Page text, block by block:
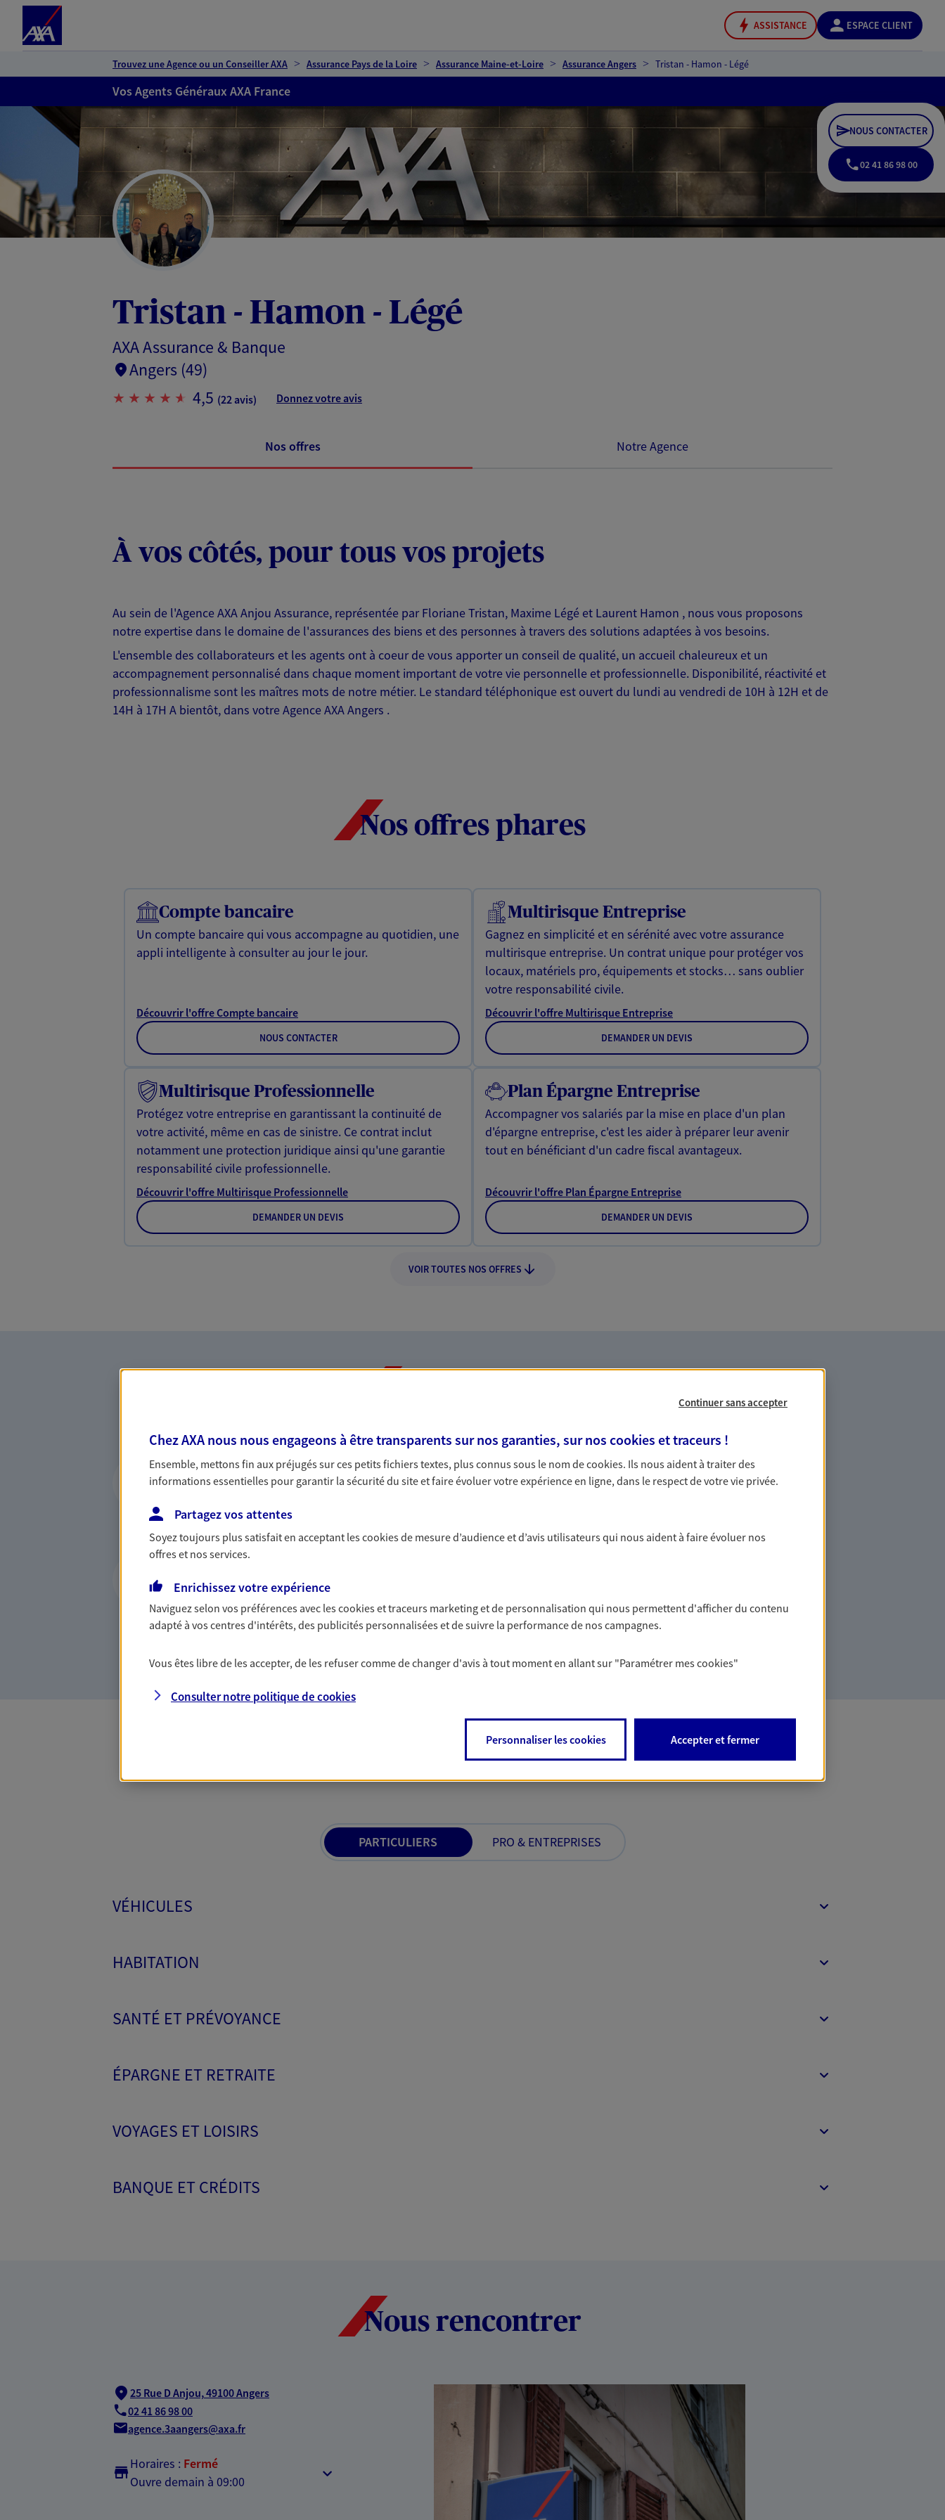
ASSISTANCE ESPACE CLIENT
Trouvez une Agence ou un Conseiller AXA Assurance Pays de la Loire Assurance Maine-et-Loire Assurance Angers Tristan - Hamon - Légé
Vos Agents Généraux AXA France
Tristan - Hamon - Légé
AXA Assurance & Banque
Angers (49)
4,5 (22 avis) Donnez votre avis
NOUS CONTACTER
02 41 86 98 00
Nos offres Notre Agence
À vos côtés, pour tous vos projets
Au sein de l'Agence AXA Anjou Assurance, représentée par Floriane Tristan, Maxime Légé et Laurent Hamon , nous vous proposons
notre expertise dans le domaine de l'assurances des biens et des personnes à travers des solutions adaptées à vos besoins.
L'ensemble des collaborateurs et les agents ont à coeur de vous apporter un conseil de qualité, un accueil chaleureux et un
accompagnement personnalisé dans chaque moment important de votre vie personnelle et professionnelle. Disponibilité, réactivité et
professionnalisme sont les maîtres mots de notre métier. Le standard téléphonique est ouvert du lundi au vendredi de 10H à 12H et de
14H à 17H A bientôt, dans votre Agence AXA Angers .
Nos offres phares
Compte bancaire
Un compte bancaire qui vous accompagne au quotidien, une
appli intelligente à consulter au jour le jour.
Découvrir l'offre Compte bancaire
NOUS CONTACTER
Multirisque Entreprise
Gagnez en simplicité et en sérénité avec votre assurance
multirisque entreprise. Un contrat unique pour protéger vos
locaux, matériels pro, équipements et stocks… sans oublier
votre responsabilité civile.
Découvrir l'offre Multirisque Entreprise
DEMANDER UN DEVIS
Multirisque Professionnelle
Protégez votre entreprise en garantissant la continuité de
votre activité, même en cas de sinistre. Ce contrat inclut
notamment une protection juridique ainsi qu'une garantie
responsabilité civile professionnelle.
Découvrir l'offre Multirisque Professionnelle
DEMANDER UN DEVIS
Plan Épargne Entreprise
Accompagner vos salariés par la mise en place d'un plan
d'épargne entreprise, c'est les aider à préparer leur avenir
tout en bénéficiant d'un cadre fiscal avantageux.
Découvrir l'offre Plan Épargne Entreprise
DEMANDER UN DEVIS
VOIR TOUTES NOS OFFRES
Accompagner vos projets de vie
Achat immobilier, installation, départ à la retraite… Autant
de moments de vie qui nécessitent des solutions
d'assurance et d'épargne. Recevez un conseil d'expert
cohérent avec vos besoins.
Protéger vos salariés
Offrez à vos salariés une protection sociale renforcée grâce
protégez et accompagnez vos salariés.
Accompagner les entreprises
Experts du risque en entreprise, nous saurons vous guider
vers des solutions en adéquation avec la situation de votre
société et protéger ainsi son activité, son personnel et son
Nous construisons des solutions en cohérence avec vos
besoins et votre situation personnelle afin de consolider
Toutes nos offres Assurance & Banque
PARTICULIERS PRO & ENTREPRISES
VÉHICULES
HABITATION
SANTÉ ET PRÉVOYANCE
ÉPARGNE ET RETRAITE
VOYAGES ET LOISIRS
BANQUE ET CRÉDITS
Nous rencontrer
25 Rue D Anjou,49100 Angers
02 41 86 98 00
agence.3aangers@axa.fr
Horaires : Fermé
Ouvre demain à 09:00
Continuer sans accepter
Chez AXA nous nous engageons à être transparents sur nos garanties, sur nos cookies et traceurs !
Ensemble, mettons fin aux préjugés sur ces petits fichiers textes, plus connus sous le nom decookies. Ils nous aident à traiter des
informations essentielles pour garantir la sécurité du site et faire évoluer votre expérience en ligne, dans le respect de votre vie privée.
Partagez vos attentes
Soyez toujours plus satisfait en acceptant lescookiesde mesure d’audience et d’avis utilisateurs qui nous aident à faire évoluer nos
offres et nos services.
Enrichissez votre expérience
Naviguez selon vos préférences avec lescookies et traceurs marketing et de personnalisation qui nous permettent d'afficher du contenu
adapté à vos centres d'intérêts, des publicités personnalisées et de suivre la performance de nos campagnes.
Vous êtes libre de les accepter, de les refuser comme de changer d'avis à tout moment en allant sur "Paramétrer mescookies"
Consulter notre politique decookies
Personnaliser les cookies Accepter et fermer